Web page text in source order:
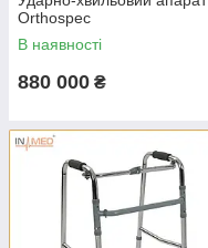
Orthospec
В наявності
880 000 ₴